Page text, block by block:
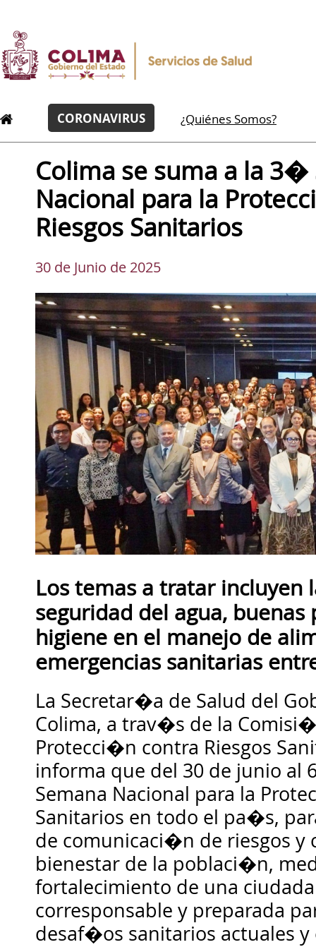
CORONAVIRUS ¿Quiénes Somos?
Colima se suma a la 3�
Nacional para la
Riesgos Sanitarios
30 de Junio de 2025
Los temas a tratar incluyen
seguridad del agua,
higiene en el manejo de
emergencias sanitarias
La Secretar�a de Salud del
Colima, a trav�s de la
Protecci�n contra Riesgos
informa que del 30 de junio
Semana Nacional para la
Sanitarios en todo el pa�s,
de comunicaci�n de riesgos y
bienestar de la poblaci�n,
fortalecimiento de una
corresponsable y preparada
desaf�os sanitarios actuales y